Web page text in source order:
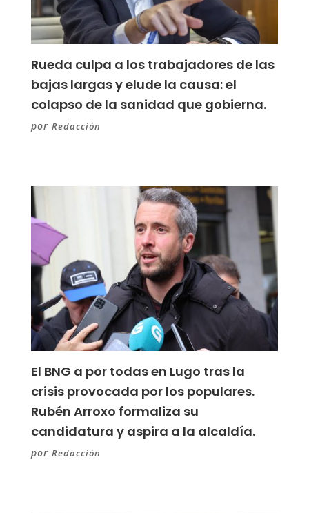
Rueda culpa a los trabajadores de las
bajas largas y elude la causa: el
colapso de la sanidad que gobierna.
por Redacción
El BNG a por todas en Lugo tras la
crisis provocada por los populares.
Rubén Arroxo formaliza su
candidatura y aspira a la alcaldía.
por Redacción